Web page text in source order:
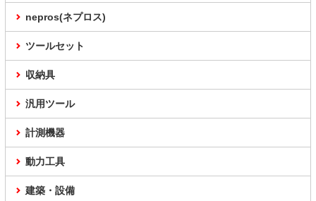
nepros(ネプロス)
ツールセット
収納具
汎用ツール
計測機器
動力工具
建築・設備